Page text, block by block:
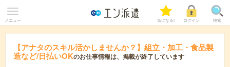
メニュー 気になる! ログイン 検索
【アナタのスキル活かしませんか？】組立・加工・食品製
造など/日払いOKのお仕事情報は、掲載が終了しています